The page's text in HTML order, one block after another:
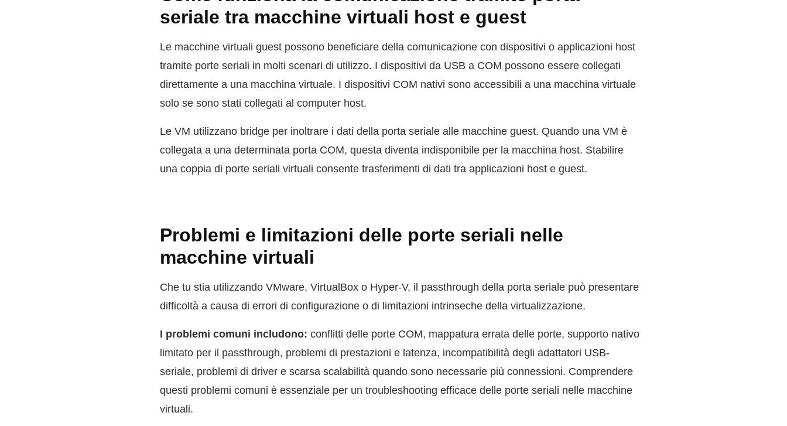
seriale tra macchine virtuali host e guest
Le macchine virtuali guest possono beneficiare della comunicazione con dispositivi o applicazioni host
tramite porte seriali in molti scenari di utilizzo. I dispositivi da USB a COM possono essere collegati
direttamente a una macchina virtuale. I dispositivi COM nativi sono accessibili a una macchina virtuale
solo se sono stati collegati al computer host.
Le VM utilizzano bridge per inoltrare i dati della porta seriale alle macchine guest. Quando una VM è
collegata a una determinata porta COM, questa diventa indisponibile per la macchina host. Stabilire
una coppia di porte seriali virtuali consente trasferimenti di dati tra applicazioni host e guest.
Problemi e limitazioni delle porte seriali nelle
macchine virtuali
Che tu stia utilizzando VMware, VirtualBox o Hyper-V, il passthrough della porta seriale può presentare
difficoltà a causa di errori di configurazione o di limitazioni intrinseche della virtualizzazione.
I problemi comuni includono: conflitti delle porte COM, mappatura errata delle porte, supporto nativo
limitato per il passthrough, problemi di prestazioni e latenza, incompatibilità degli adattatori USB-
seriale, problemi di driver e scarsa scalabilità quando sono necessarie più connessioni. Comprendere
questi problemi comuni è essenziale per un troubleshooting efficace delle porte seriali nelle macchine
virtuali.